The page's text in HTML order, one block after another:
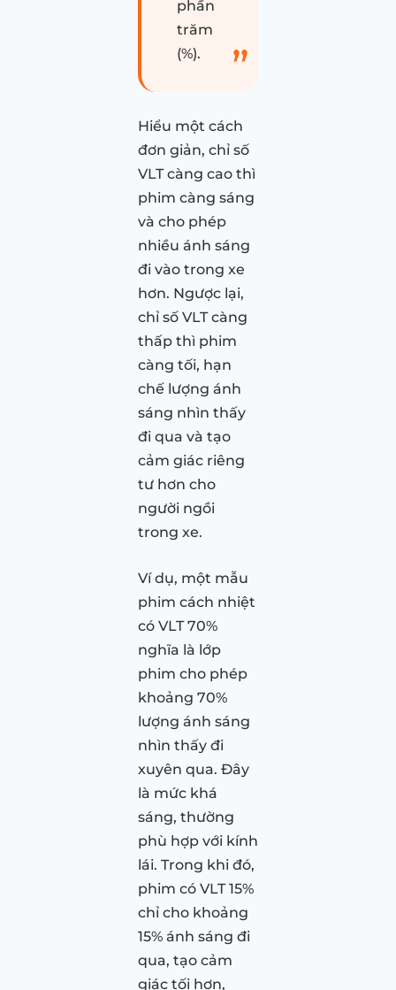
phần
trăm
(%).
Hiểu một cách
đơn giản, chỉ số
VLT càng cao thì
phim càng sáng
và cho phép
nhiều ánh sáng
đi vào trong xe
hơn. Ngược lại,
chỉ số VLT càng
thấp thì phim
càng tối, hạn
chế lượng ánh
sáng nhìn thấy
đi qua và tạo
cảm giác riêng
tư hơn cho
người ngồi
trong xe.
Ví dụ, một mẫu
phim cách nhiệt
có VLT 70%
nghĩa là lớp
phim cho phép
khoảng 70%
lượng ánh sáng
nhìn thấy đi
xuyên qua. Đây
là mức khá
sáng, thường
phù hợp với kính
lái. Trong khi đó,
phim có VLT 15%
chỉ cho khoảng
15% ánh sáng đi
qua, tạo cảm
giác tối hơn,